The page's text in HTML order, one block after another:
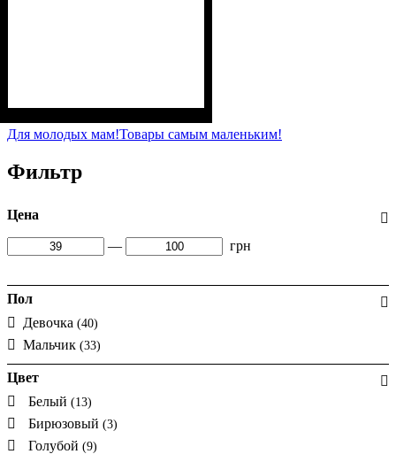
Для молодых мам!Товары самым маленьким!
Фильтр
Цена
— грн
Пол
Девочка (40)
Мальчик (33)
Цвет
Белый (13)
Бирюзовый (3)
Голубой (9)